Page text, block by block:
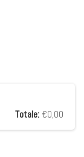
Totale: €0,00